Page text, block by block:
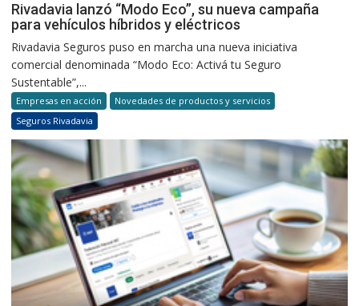
Rivadavia lanzó “Modo Eco”, su nueva campaña
para vehículos híbridos y eléctricos
Rivadavia Seguros puso en marcha una nueva iniciativa
comercial denominada “Modo Eco: Activá tu Seguro
Sustentable”,...
Empresas en acción
Novedades de productos y servicios
Seguros Rivadavia